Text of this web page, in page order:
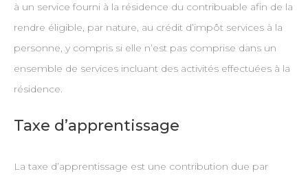
à un service fourni à la résidence du contribuable afin de la
rendre éligible, par nature, au crédit d’impôt services à la
personne, y compris si elle n’est pas comprise dans un
ensemble de services incluant des activités effectuées à la
résidence.
Taxe d’apprentissage
La taxe d’apprentissage est une contribution due par